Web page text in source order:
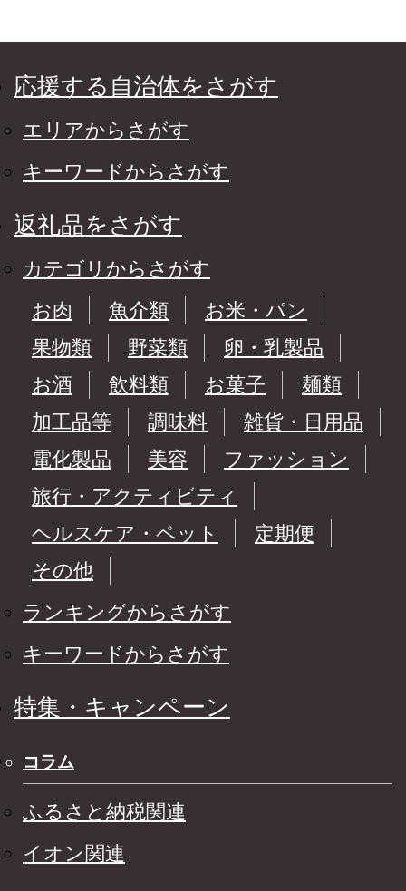
応援する自治体をさがす
エリアからさがす
キーワードからさがす
返礼品をさがす
カテゴリからさがす
お肉
魚介類
お米・パン
果物類
野菜類
卵・乳製品
お酒
飲料類 お菓子
麺類
加工品等
調味料
雑貨・日用品
電化製品
美容
ファッション
旅行・アクティビティ
ヘルスケア・ペット
定期便
その他
ランキングからさがす
キーワードからさがす
特集・キャンペーン
コラム
ふるさと納税関連
イオン関連